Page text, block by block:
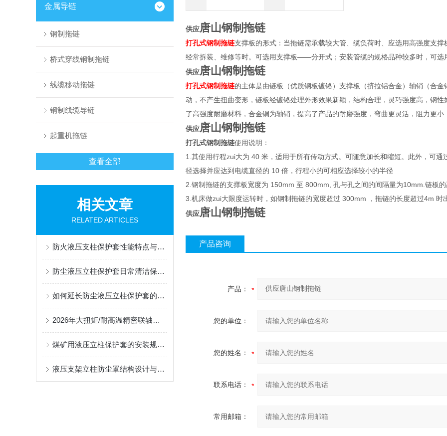
金属导链
钢制拖链
桥式穿线钢制拖链
线缆移动拖链
钢制线缆导链
起重机拖链
查看全部
相关文章
RELATED ARTICLES
防火液压支柱保护套性能特点与阻燃防护应用
防尘液压立柱保护套日常清洁保养与更换规范
如何延长防尘液压立柱保护套的使用寿命？
2026年大扭矩/耐高温精密联轴器定制找哪家？能实现精准定制的优质厂家盘点
煤矿用液压立柱保护套的安装规范与使用寿命提升方案
液压支架立柱防尘罩结构设计与密封防护原理
供应唐山钢制拖链
打孔式钢制拖链支撑板的形式：当拖链需承载较大管、缆负荷时、应选用高强度支
经常拆装、维修等时。可选用支撑板——分开式；安装管缆的规格品种较多时，可
供应唐山钢制拖链
打孔式钢制拖链的主体是由链板（优质钢板镀铬）支撑板（挤拉铝合金）轴销（合
动，不产生扭曲变形，链板经镀铬处理外形效果新颖，结构合理，灵巧强度高，钢
了高强度耐磨材料，合金铜为轴销，提高了产品的耐磨强度，弯曲更灵活，阻力更
供应唐山钢制拖链
打孔式钢制拖链使用说明：
1.其使用行程zui大为 40 米，适用于所有传动方式。可随意加长和缩短。此外，可
径选择并应达到电缆直径的 10 倍，行程小的可相应选择较小的半径
2.钢制拖链的支撑板宽度为 150mm 至 800mm, 孔与孔之间的间隔量为10mm.链板
3.机床做zui大限度运转时，如钢制拖链的宽度超过 300mm ，拖链的长度超过4m 时
供应唐山钢制拖链
产品咨询
产品：
您的单位：
您的姓名：
联系电话：
常用邮箱：